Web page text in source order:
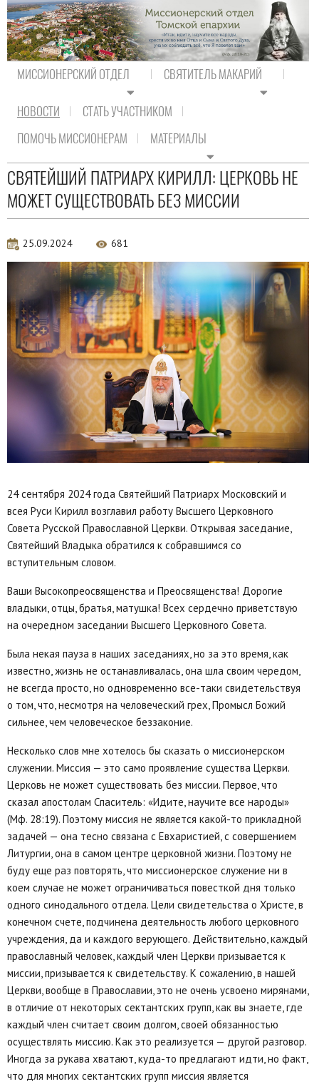
МИССИОНЕРСКИЙ ОТДЕЛ СВЯТИТЕЛЬ МАКАРИЙ
НОВОСТИ
СТАТЬ УЧАСТНИКОМ
ПОМОЧЬ МИССИОНЕРАМ
МАТЕРИАЛЫ
Новости Православия
СВЯТЕЙШИЙ ПАТРИАРХ КИРИЛЛ: ЦЕРКОВЬ НЕ
МОЖЕТ СУЩЕСТВОВАТЬ БЕЗ МИССИИ
25.09.2024 681
24 сентября 2024 года Святейший Патриарх Московский и
всея Руси Кирилл возглавил работу Высшего Церковного
Совета Русской Православной Церкви. Открывая заседание,
Святейший Владыка обратился к собравшимся со
вступительным словом.
Ваши Высокопреосвященства и Преосвященства! Дорогие
владыки, отцы, братья, матушка! Всех сердечно приветствую
на очередном заседании Высшего Церковного Совета.
Была некая пауза в наших заседаниях, но за это время, как
известно, жизнь не останавливалась, она шла своим чередом,
не всегда просто, но одновременно все-таки свидетельствуя
о том, что, несмотря на человеческий грех, Промысл Божий
сильнее, чем человеческое беззаконие.
Несколько слов мне хотелось бы сказать о миссионерском
служении. Миссия — это само проявление существа Церкви.
Церковь не может существовать без миссии. Первое, что
сказал апостолам Спаситель: «Идите, научите все народы»
(Мф. 28:19). Поэтому миссия не является какой-то прикладной
задачей — она тесно связана с Евхаристией, с совершением
Литургии, она в самом центре церковной жизни. Поэтому не
буду еще раз повторять, что миссионерское служение ни в
коем случае не может ограничиваться повесткой дня только
одного синодального отдела. Цели свидетельства о Христе, в
конечном счете, подчинена деятельность любого церковного
учреждения, да и каждого верующего. Действительно, каждый
православный человек, каждый член Церкви призывается к
миссии, призывается к свидетельству. К сожалению, в нашей
Церкви, вообще в Православии, это не очень усвоено мирянами,
в отличие от некоторых сектантских групп, как вы знаете, где
каждый член считает своим долгом, своей обязанностью
осуществлять миссию. Как это реализуется — другой разговор.
Иногда за рукава хватают, куда-то предлагают идти, но факт,
что для многих сектантских групп миссия является